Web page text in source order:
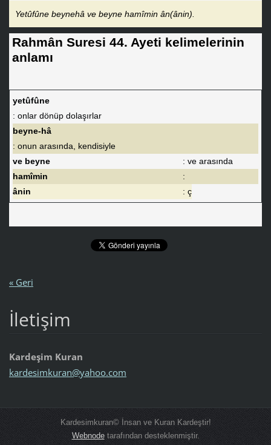
Yetûfûne beynehâ ve beyne hamîmin ân(ânin).
Rahmân Suresi 44. Ayeti kelimelerinin
anlamı
yetûfûne
: onlar dönüp dolaşırlar
beyne-hâ
: onun arasında, kendisiyle
ve beyne
: ve arasında
hamîmin
:
ânin
: ç
« Geri
İletişim
Kardeşim Kuran
kardesimkuran@yahoo.com
Kardesimkuran© İnsan ve Kuran Kardeştir!
Webnodetarafından desteklenmiştir.